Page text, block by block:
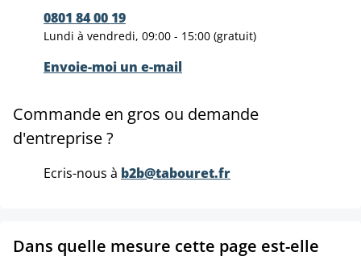
0801 84 00 19
Lundi à vendredi, 09:00 - 15:00 (gratuit)
Envoie-moi un e-mail
Commande en gros ou demande
d'entreprise ?
Ecris-nous à b2b@tabouret.fr
Dans quelle mesure cette page est-elle